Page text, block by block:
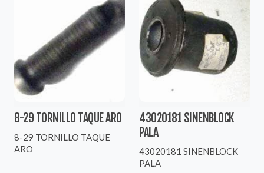
8-29 TORNILLO TAQUE ARO
8-29 TORNILLO TAQUE
ARO
43020181 SINENBLOCK
PALA
43020181 SINENBLOCK
PALA